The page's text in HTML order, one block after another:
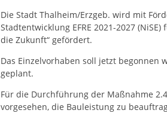
Die Stadt Thalheim/Erzgeb. wird mit
Stadtentwicklung EFRE 2021-2027
die Zukunft“ gefördert.
Das Einzelvorhaben soll jetzt begonnen
geplant.
Für die Durchführung der Maßnahme
vorgesehen, die Bauleistung zu